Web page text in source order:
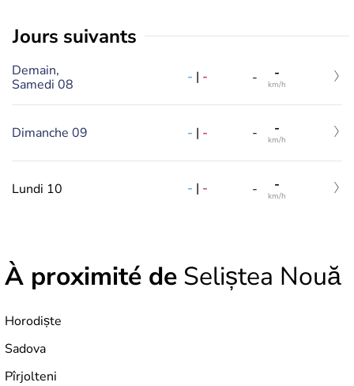
jours suivants
Demain,
Samedi 08
- | - - -
km/h
Dimanche 09 - | - - -
km/h
Lundi 10 - | - - -
km/h
À proximité de Seliștea Nouă
Horodiște
Sadova
Pîrjolteni